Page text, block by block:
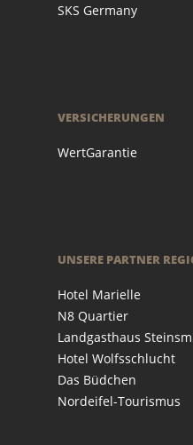
SKS Germany
VERSICHERUNGEN
WertGarantie
UNSERE PARTNER
Hotel Marielle
N8 Quartier
Landgasthaus
Hotel Wolfsschlucht
Das Büdchen
Nordeifel-Tourismus